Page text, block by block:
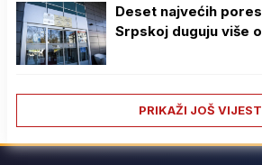
Deset najvećih
Srpskoj duguju više
PRIKAŽI JOŠ